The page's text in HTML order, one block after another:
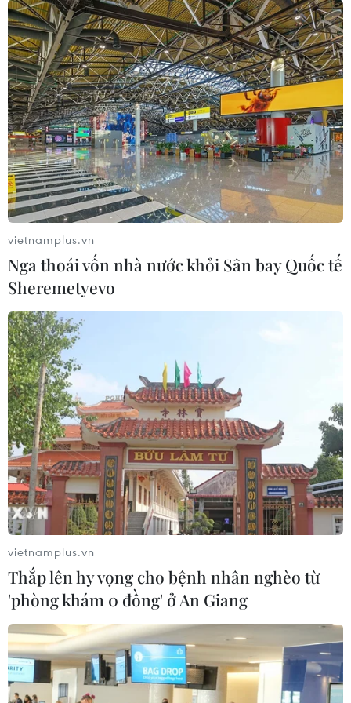
10%?
04/08/2026 01:38
7 tháng năm 2026:
Tổng vốn đầu tư nước ngoài đăng ký
vào Việt Nam tăng 58%
03/08/2026 23:48
Kế hoạch đồng tiền chung Tây Phi
đối mặt thách thức
03/08/2026 23:10
Mỹ bán đồng euro để hỗ trợ Nhật
Bản vực dậy đồng yen
03/08/2026 15:34
Visa thúc đẩy hợp tác kiến tạo hạ
tầng số cho Chính phủ số Việt Nam
03/08/2026 14:01
Xem thêm
CƠ QUAN CHỦ QUẢN: THÔNG TẤN XÃ VIỆT NAM
Tổng Biên tập: TRẦN TIẾN DUẨN
vietnamplus.vn
Nga thoái vốn nhà nước khỏi Sân bay Quốc tế
Sheremetyevo
vietnamplus.vn
Thắp lên hy vọng cho bệnh nhân nghèo từ
'phòng khám 0 đồng' ở An Giang